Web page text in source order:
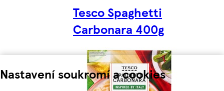
Nastavení soukromí a cookies
Tesco Spaghetti
Carbonara 400g